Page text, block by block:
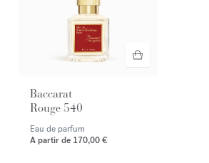
Baccarat
Rouge 540
Eau de parfum
A partir de 170,00 €